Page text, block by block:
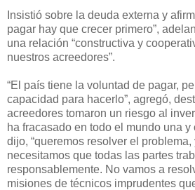
Insistió sobre la deuda externa y
pagar hay que crecer primero”,
una relación “constructiva y
nuestros acreedores”.
“El país tiene la voluntad de pagar,
capacidad para hacerlo”, agregó,
acreedores tomaron un riesgo al
ha fracasado en todo el mundo una y
dijo, “queremos resolver el problema,
necesitamos que todas las partes
responsablemente. No vamos a
misiones de técnicos imprudentes